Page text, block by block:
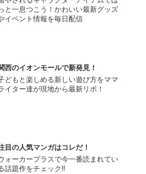
と一息つこう！かわいい最新グッズ
イベント情報を毎日配信
西のイオンモールで新発見！
どもと楽しめる新しい遊び方をママ
イター達が現地から最新リポ！
目の人気マンガはコレだ！
ォーカープラスで今一番読まれてい
話題作をチェック!!